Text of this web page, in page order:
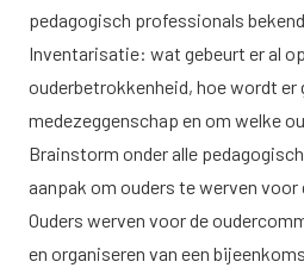
pedagogisch professionals
Inventarisatie: wat gebeurt er al
ouderbetrokkenheid, hoe wordt er
medezeggenschap en om welke
Brainstorm onder alle
aanpak om ouders te werven
Ouders werven voor de
en organiseren van een